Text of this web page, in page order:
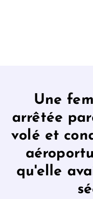
Une
arrêtée
volé et
qu'elle